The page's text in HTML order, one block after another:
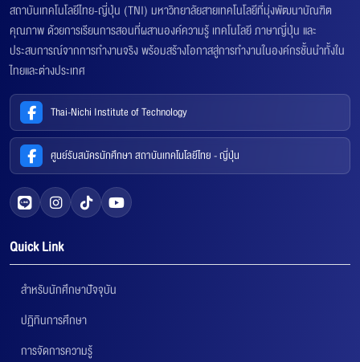
สถาบันเทคโนโลยีไทย-ญี่ปุ่น (TNI) มหาวิทยาลัยสายเทคโนโลยีที่มุ่งพัฒนาบัณฑิต
คุณภาพ ด้วยการเรียนการสอนที่ผสานองค์ความรู้ เทคโนโลยี ภาษาญี่ปุ่น และ
ประสบการณ์จากการทำงานจริง พร้อมสร้างโอกาสสู่การทำงานในองค์กรชั้นนำทั้งใน
ไทยและต่างประเทศ
Thai-Nichi Institute of Technology
ศูนย์รับสมัครนักศึกษา สถาบันเทคโนโลยีไทย - ญี่ปุ่น
Quick Link
สำหรับนักศึกษาปัจจุบัน
ปฏิทินการศึกษา
การจัดการความรู้